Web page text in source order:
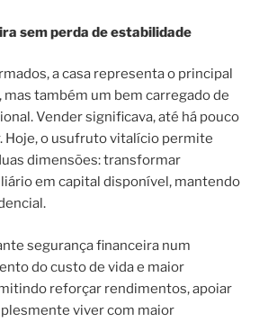
sem perda de estabilidade
a casa representa o principal
também um bem carregado de
Vender significava, até há pouco
Hoje, o usufruto vitalício permite
dimensões: transformar
em capital disponível, mantendo
segurança financeira num
do custo de vida e maior
reforçar rendimentos, apoiar
viver com maior